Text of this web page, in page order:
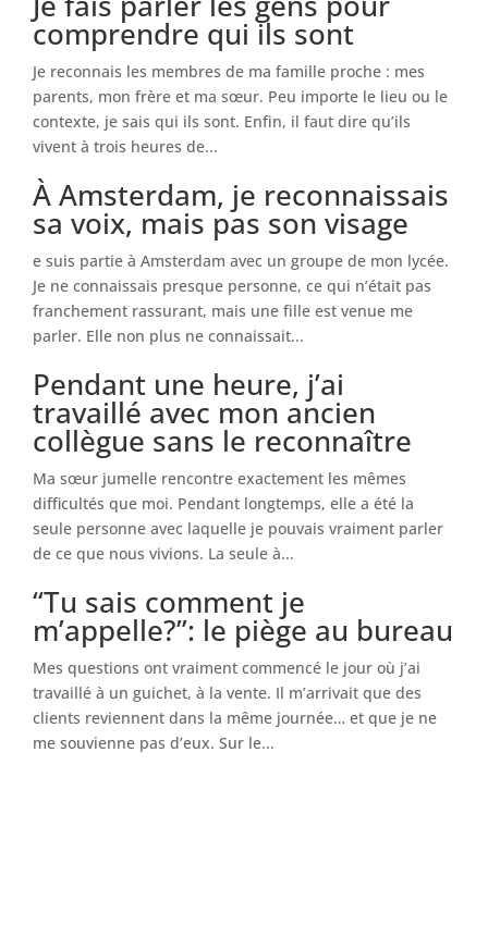
comprendre qui ils sont
Je reconnais les membres de ma famille proche : mes
parents, mon frère et ma sœur. Peu importe le lieu ou le
contexte, je sais qui ils sont. Enfin, il faut dire qu’ils
vivent à trois heures de...
À Amsterdam, je reconnaissais
sa voix, mais pas son visage
e suis partie à Amsterdam avec un groupe de mon lycée.
Je ne connaissais presque personne, ce qui n’était pas
franchement rassurant, mais une fille est venue me
parler. Elle non plus ne connaissait...
Pendant une heure, j’ai
travaillé avec mon ancien
collègue sans le reconnaître
Ma sœur jumelle rencontre exactement les mêmes
difficultés que moi. Pendant longtemps, elle a été la
seule personne avec laquelle je pouvais vraiment parler
de ce que nous vivions. La seule à...
“Tu sais comment je
m’appelle?”: le piège au bureau
Mes questions ont vraiment commencé le jour où j’ai
travaillé à un guichet, à la vente. Il m’arrivait que des
clients reviennent dans la même journée… et que je ne
me souvienne pas d’eux. Sur le...